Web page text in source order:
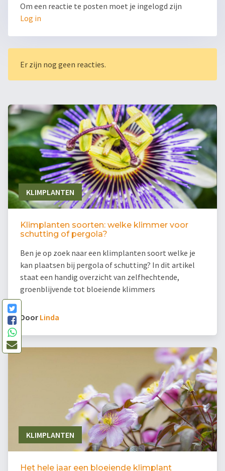
Om een reactie te posten moet je ingelogd zijn
Log in
Er zijn nog geen reacties.
KLIMPLANTEN
Klimplanten soorten: welke klimmer voor
schutting of pergola?
Ben je op zoek naar een klimplanten soort welke je
kan plaatsen bij pergola of schutting? In dit artikel
staat een handig overzicht van zelfhechtende,
groenblijvende tot bloeiende klimmers
Door Linda
KLIMPLANTEN
Het hele jaar een bloeiende klimplant